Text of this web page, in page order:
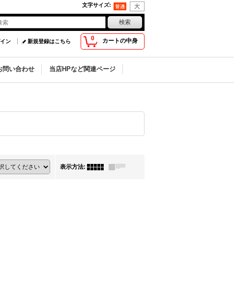
文字サイズ:
0 カートの中身
ン 新規登録はこちら
問い合わせ 当店HPなど関連ページ
表示方法: